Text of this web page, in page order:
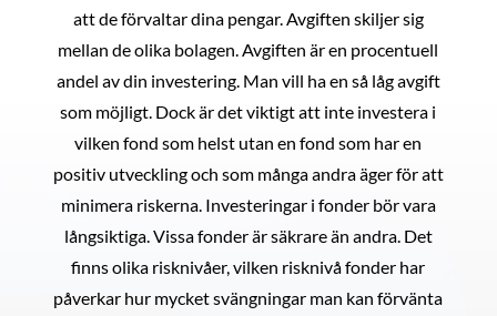
att de förvaltar dina pengar. Avgiften skiljer sig
mellan de olika bolagen. Avgiften är en procentuell
andel av din investering. Man vill ha en så låg avgift
som möjligt. Dock är det viktigt att inte investera i
vilken fond som helst utan en fond som har en
positiv utveckling och som många andra äger för att
minimera riskerna. Investeringar i fonder bör vara
långsiktiga. Vissa fonder är säkrare än andra. Det
finns olika risknivåer, vilken risknivå fonder har
påverkar hur mycket svängningar man kan förvänta